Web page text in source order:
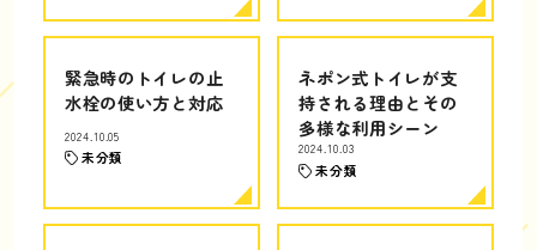
緊急時のトイレの止
水栓の使い方と対応
2024.10.05
未分類
ネポン式トイレが支
持される理由とその
多様な利用シーン
2024.10.03
未分類